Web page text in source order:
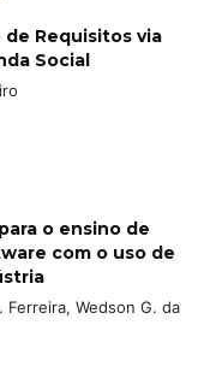
Requisitos via
Social
o ensino de
com o uso de
Wedson G. da